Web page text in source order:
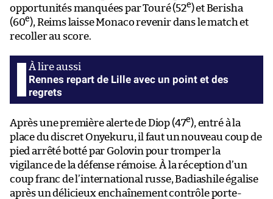
opportunités manquées par Touré (52e) et Berisha
(60e), Reims laisse Monaco revenir dans le match et
recoller au score.
Rennes repart de Lille avec un point et des
regrets
Après une première alerte de Diop (47e), entré à la
place du discret Onyekuru, il faut un nouveau coup de
pied arrêté botté par Golovin pour tromper la
vigilance de la défense rémoise. À la réception d’un
coup franc de l’international russe, Badiashile égalise
après un délicieux enchaînement contrôle porte-